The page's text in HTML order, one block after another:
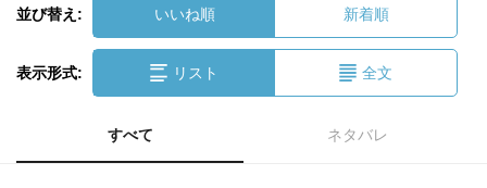
並び替え: いいね順 新着順
表示形式: リスト 全文
すべて ネタバレ